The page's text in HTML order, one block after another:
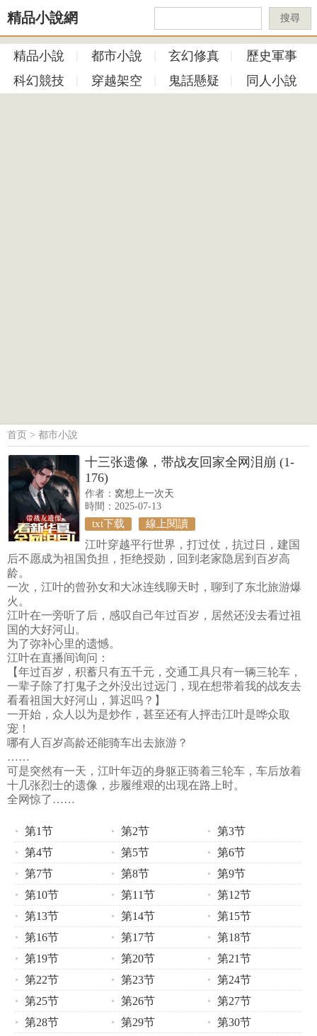
精品小說網 搜尋
精品小說 都市小說 玄幻修真
歷史軍事
科幻競技
穿越架空 鬼話懸疑 同人小說
首页 > 都市小說
十三张遗像，带战友回家全网泪崩 (1-
176)
作者： 窝想上一次天
時間：2025-07-13
txt下载 線上閱讀
江叶穿越平行世界，打过仗，抗过日，建国
后不愿成为祖国负担，拒绝授勋，回到老家隐居到百岁高
龄。
一次，江叶的曾孙女和大冰连线聊天时，聊到了东北旅游爆
火。
江叶在一旁听了后，感叹自己年过百岁，居然还没去看过祖
国的大好河山。
为了弥补心里的遗憾。
江叶在直播间询问：
【年过百岁，积蓄只有五千元，交通工具只有一辆三轮车，
一辈子除了打鬼子之外没出过远门，现在想带着我的战友去
看看祖国大好河山，算迟吗？】
一开始，众人以为是炒作，甚至还有人抨击江叶是哗众取
宠！
哪有人百岁高龄还能骑车出去旅游？
……
可是突然有一天，江叶年迈的身躯正骑着三轮车，车后放着
十几张烈士的遗像，步履维艰的出现在路上时。
全网惊了……
第1节 第2节
第3节
第4节
第5节
第6节
第7节
第8节
第9节
第10节
第11节
第12节
第13节
第14节
第15节
第16节
第17节
第18节
第19节
第20节
第21节
第22节
第23节
第24节
第25节
第26节
第27节
第28节
第29节
第30节